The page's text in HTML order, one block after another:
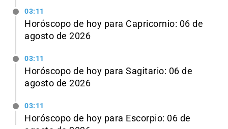
03:11
Horóscopo de hoy para Capricornio: 06 de
agosto de 2026
03:11
Horóscopo de hoy para Sagitario: 06 de
agosto de 2026
03:11
Horóscopo de hoy para Escorpio: 06 de